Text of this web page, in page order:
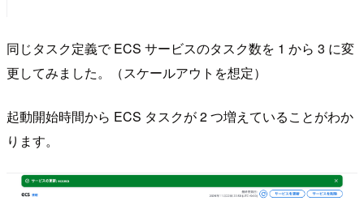
同じタスク定義で ECS サービスのタスク数を 1 から 3 に変
更してみました。（スケールアウトを想定）
起動開始時間から ECS タスクが 2 つ増えていることがわか
ります。